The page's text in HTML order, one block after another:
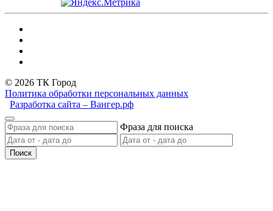
© 2026 ТК Город
Политика обработки персональных данных
Разработка сайта – Вангер.рф
Фраза для поиска
Поиск